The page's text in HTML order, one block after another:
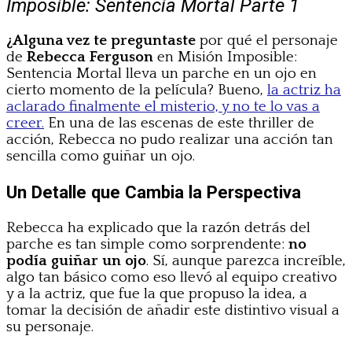
Imposible: Sentencia Mortal Parte 1
¿Alguna vez te preguntaste por qué el personaje
de Rebecca Ferguson en Misión Imposible:
Sentencia Mortal lleva un parche en un ojo en
cierto momento de la película? Bueno, la actriz ha
aclarado finalmente el misterio, y no te lo vas a
creer. En una de las escenas de este thriller de
acción, Rebecca no pudo realizar una acción tan
sencilla como guiñar un ojo.
Un Detalle que Cambia la Perspectiva
Rebecca ha explicado que la razón detrás del
parche es tan simple como sorprendente: no
podía guiñar un ojo. Sí, aunque parezca increíble,
algo tan básico como eso llevó al equipo creativo
y a la actriz, que fue la que propuso la idea, a
tomar la decisión de añadir este distintivo visual a
su personaje.